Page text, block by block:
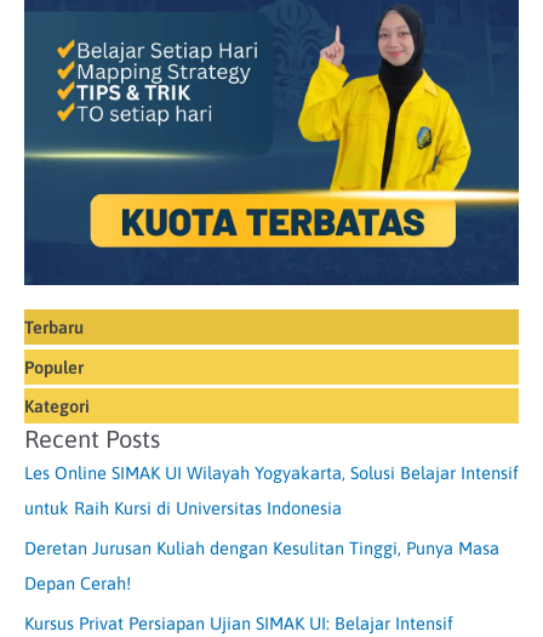
Terbaru
Populer
Kategori
Recent Posts
Les Online SIMAK UI Wilayah Yogyakarta, Solusi Belajar Intensif
untuk Raih Kursi di Universitas Indonesia
Deretan Jurusan Kuliah dengan Kesulitan Tinggi, Punya Masa
Depan Cerah!
Kursus Privat Persiapan Ujian SIMAK UI: Belajar Intensif